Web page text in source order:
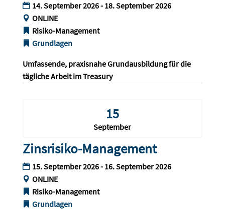
14. September 2026 - 18. September 2026
ONLINE
Risiko-Management
Grundlagen
Umfassende, praxisnahe Grundausbildung für die
tägliche Arbeit im Treasury
15
September
Zinsrisiko-Management
15. September 2026 - 16. September 2026
ONLINE
Risiko-Management
Grundlagen